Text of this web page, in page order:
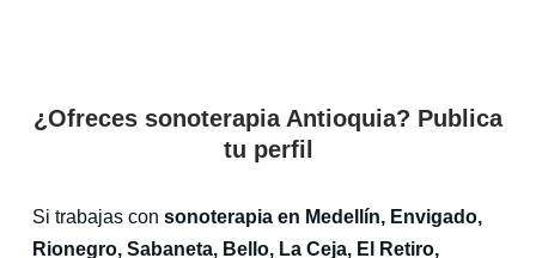
¿Ofreces sonoterapia Antioquia? Publica
tu perfil
Si trabajas con sonoterapia en Medellín, Envigado,
Rionegro, Sabaneta, Bello, La Ceja, El Retiro,